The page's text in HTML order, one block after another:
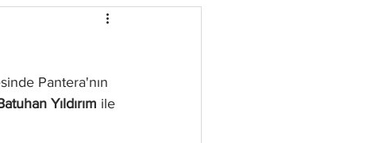
Pantera'nın
Yıldırım ile